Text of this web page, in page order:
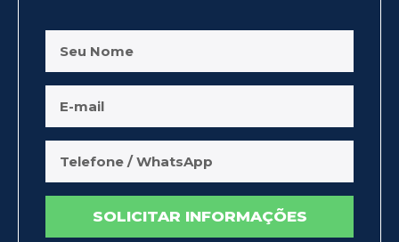
SOLICITAR INFORMAÇÕES